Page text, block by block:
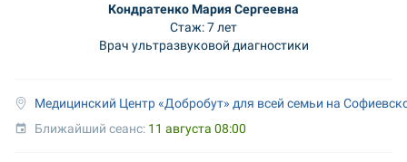
Кондратенко Мария Сергеевна
Стаж: 7 лет
Врач ультразвуковой диагностики
Медицинский Центр «Добробут» для всей семьи на
Ближайший сеанс: 11 августа 08:00